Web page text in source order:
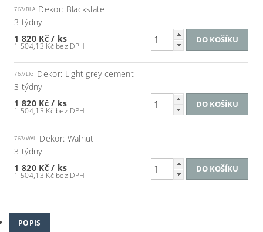
767/BLA Dekor: Blackslate
3 týdny
1 820 Kč/ ks
1 504,13 Kč bez DPH
767/LIG Dekor: Light grey cement
3 týdny
1 820 Kč/ ks
1 504,13 Kč bez DPH
767/WAL Dekor: Walnut
3 týdny
1 820 Kč/ ks
1 504,13 Kč bez DPH
POPIS